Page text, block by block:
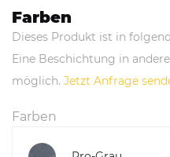
Farben
Dieses Produkt ist in
Eine Beschichtung in
möglich. Jetzt Anfrage
Farben